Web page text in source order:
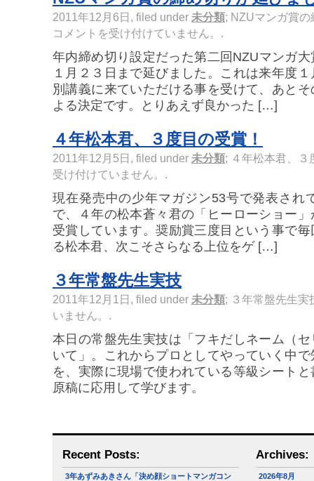
2011年12月6日, filed under 未分類; NZUマンガ賞
コメントを受け付けていません。 .
年内締め切り設定だった第二回NZUマンガ
１月２３日まで延びました。これは来年度
別講義に来ていただける事を受けて、あと
よる決定です。とりあえず良かった […]
４年松本君、３度目の受賞！
2011年12月5日, filed under 未分類; ４年松本君、３
受け付けていません。 .
現在発売中の少年マガジン53号で発表され
で、４年の松本蒼々君の「ヒーローショー
受賞しています。奨励賞三度目という事で
る松本君、次こそさらなる上位をゲ […]
３年常盤先生実技
2011年12月1日, filed under 未分類; ３年常盤先生実
いません。 .
本日の常盤先生実技は「フキだしネーム（
いて」。これからプロとしてやっていく中
を、実際に現場で使われている等級シート
原稿に応用して学びます。
Recent Posts:
3年あずみあきさん「決め顔ショートマンガコン
Archives:
2026年8月